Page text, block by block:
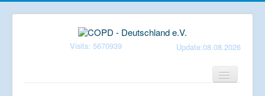
Visits: 5670939 Update:08.08.2026